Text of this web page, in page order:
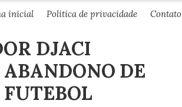
inicial Politica de privacidade Contato
DJACI
DE